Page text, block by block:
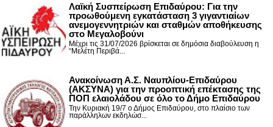
Λαϊκή Συσπείρωση Επιδαύρου: Για την
προωθούμενη εγκατάσταση 3 γιγαντιαίων
ανεμογεννητριών και σταθμών αποθήκευσης
στο Μεγαλοβούνι
Μέχρι τις 31/07/2026 βρίσκεται σε δημόσια διαβούλευση η
“Μελέτη Περιβά...
Ανακοίνωση Α.Σ. Ναυπλίου-Επιδαύρου
(ΑΚΣΥΝΑ) για την προοπτική επέκτασης της
ΠΟΠ ελαιολάδου σε όλο το Δήμο Επιδαύρου
Την Κυριακή 19/7 ο Δήμος Επιδαύρου, στο πλαίσιο των
παράλληλων εκδηλώσ...